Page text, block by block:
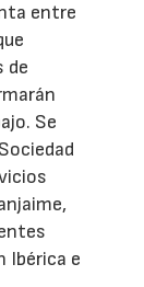
entre
de
Se
Ibérica e